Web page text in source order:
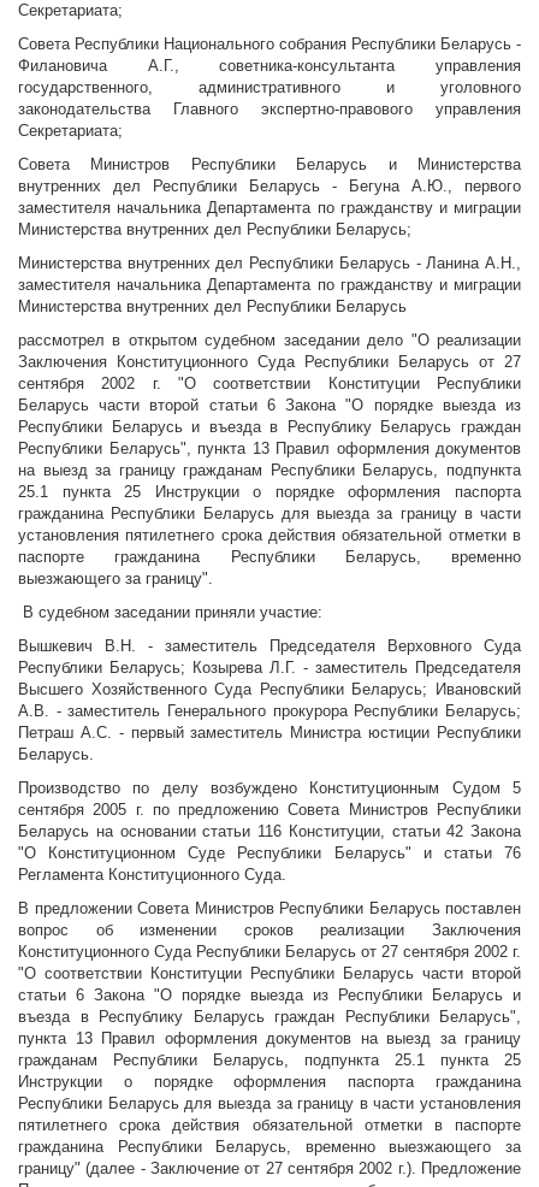
Секретариата;
Совета Республики Национального собрания Республики Беларусь -
Филановича А.Г., советника-консультанта управления
государственного, административного и уголовного
законодательства Главного экспертно-правового управления
Секретариата;
Совета Министров Республики Беларусь и Министерства
внутренних дел Республики Беларусь - Бегуна А.Ю., первого
заместителя начальника Департамента по гражданству и миграции
Министерства внутренних дел Республики Беларусь;
Министерства внутренних дел Республики Беларусь - Ланина А.Н.,
заместителя начальника Департамента по гражданству и миграции
Министерства внутренних дел Республики Беларусь
рассмотрел в открытом судебном заседании дело "О реализации
Заключения Конституционного Суда Республики Беларусь от 27
сентября 2002 г. "О соответствии Конституции Республики
Беларусь части второй статьи 6 Закона "О порядке выезда из
Республики Беларусь и въезда в Республику Беларусь граждан
Республики Беларусь", пункта 13 Правил оформления документов
на выезд за границу гражданам Республики Беларусь, подпункта
25.1 пункта 25 Инструкции о порядке оформления паспорта
гражданина Республики Беларусь для выезда за границу в части
установления пятилетнего срока действия обязательной отметки в
паспорте гражданина Республики Беларусь, временно
выезжающего за границу".
В судебном заседании приняли участие:
Вышкевич В.Н. - заместитель Председателя Верховного Суда
Республики Беларусь; Козырева Л.Г. - заместитель Председателя
Высшего Хозяйственного Суда Республики Беларусь; Ивановский
А.В. - заместитель Генерального прокурора Республики Беларусь;
Петраш А.С. - первый заместитель Министра юстиции Республики
Беларусь.
Производство по делу возбуждено Конституционным Судом 5
сентября 2005 г. по предложению Совета Министров Республики
Беларусь на основании статьи 116 Конституции, статьи 42 Закона
"О Конституционном Суде Республики Беларусь" и статьи 76
Регламента Конституционного Суда.
В предложении Совета Министров Республики Беларусь поставлен
вопрос об изменении сроков реализации Заключения
Конституционного Суда Республики Беларусь от 27 сентября 2002 г.
"О соответствии Конституции Республики Беларусь части второй
статьи 6 Закона "О порядке выезда из Республики Беларусь и
въезда в Республику Беларусь граждан Республики Беларусь",
пункта 13 Правил оформления документов на выезд за границу
гражданам Республики Беларусь, подпункта 25.1 пункта 25
Инструкции о порядке оформления паспорта гражданина
Республики Беларусь для выезда за границу в части установления
пятилетнего срока действия обязательной отметки в паспорте
гражданина Республики Беларусь, временно выезжающего за
границу" (далее - Заключение от 27 сентября 2002 г.). Предложение